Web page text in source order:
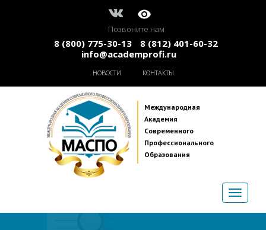
Позвоните нам
8 (800) 775-30-13
8 (812) 401-60-32
info@academprofi.ru
НОВОСТИ КОНТАКТЫ
Международная
Академия
Современного
Профессионального
Образования